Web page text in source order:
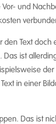
und
den Text doch
Das ist
der
in einer
Das ist